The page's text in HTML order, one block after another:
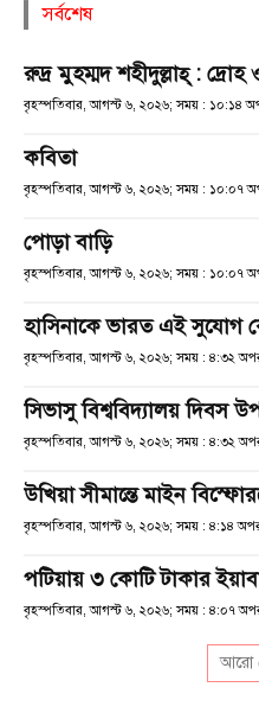
সর্বশেষ
রুদ্র মুহম্মদ শহীদুল্লাহ্ : দ্রোহ
বৃহস্পতিবার, আগস্ট ৬, ২০২৬; সময় : ১০:১৪
কবিতা
বৃহস্পতিবার, আগস্ট ৬, ২০২৬; সময় : ১০:০৭
পোড়া বাড়ি
বৃহস্পতিবার, আগস্ট ৬, ২০২৬; সময় : ১০:০৭
হাসিনাকে ভারত এই সুযোগ
বৃহস্পতিবার, আগস্ট ৬, ২০২৬; সময় : ৪:৩২
সিভাসু বিশ্ববিদ্যালয় দিবস
বৃহস্পতিবার, আগস্ট ৬, ২০২৬; সময় : ৪:৩২
উখিয়া সীমান্তে মাইন
বৃহস্পতিবার, আগস্ট ৬, ২০২৬; সময় : ৪:১৪
পটিয়ায় ৩ কোটি টাকার
বৃহস্পতিবার, আগস্ট ৬, ২০২৬; সময় : ৪:০৭
আরো